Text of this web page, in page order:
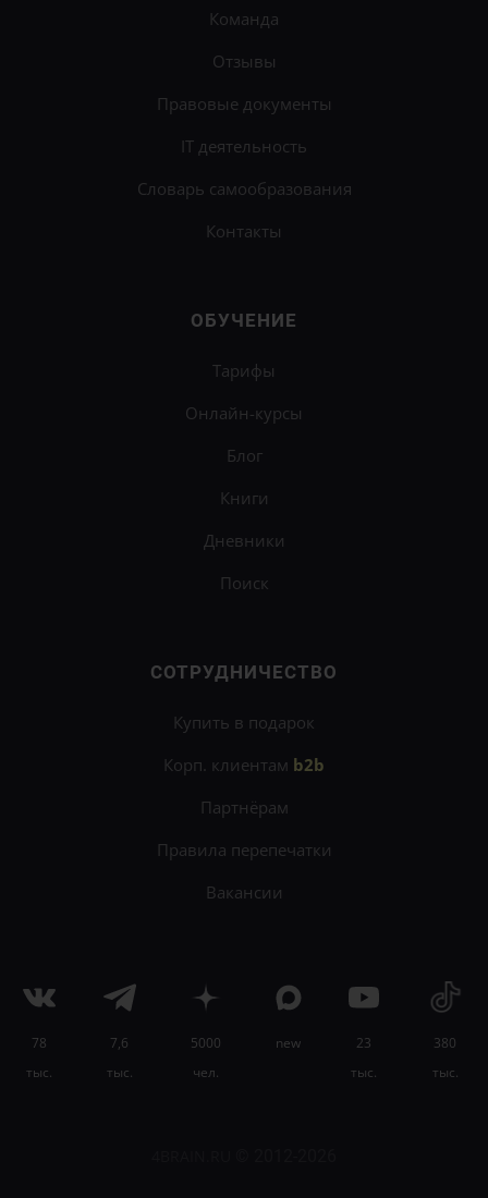
Команда
Отзывы
Правовые документы
IT деятельность
Словарь самообразования
Контакты
ОБУЧЕНИЕ
Тарифы
Онлайн-курсы
Блог
Книги
Дневники
Поиск
СОТРУДНИЧЕСТВО
Купить в подарок
Корп. клиентам b2b
Партнёрам
Правила перепечатки
Вакансии
78
тыс.
7,6
тыс.
5000
чел.
new
23
тыс.
380
тыс.